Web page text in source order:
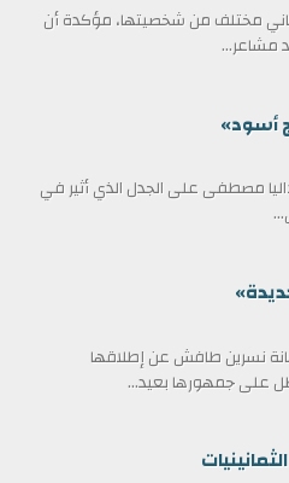
مختلف من شخصيتها، مؤكدة أن
مشاعر...
أسود»
مصطفى على الجدل الذي أثير في
نسرين طافش عن إطلاقها
على جمهورها بعيد...